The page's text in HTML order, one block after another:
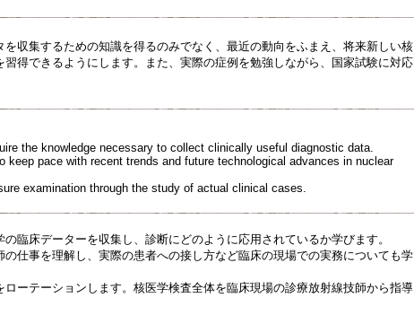
収集するための知識を得るのみでなく、最近の動向をふまえ、将来新しい核
得できるようにします。また、実際の症例を勉強しながら、国家試験に対応
the knowledge necessary to collect clinically useful diagnostic data.
keep pace with recent trends and future technological advances in nuclear
examination through the study of actual clinical cases.
臨床データーを収集し、診断にどのように応用されているか学びます。
仕事を理解し、実際の患者への接し方など臨床の現場での実務についても学
ーテーションします。核医学検査全体を臨床現場の診療放射線技師から指導